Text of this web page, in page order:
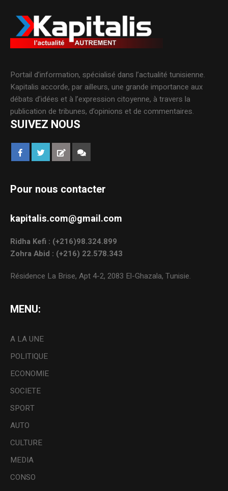
Portail d’information, spécialisé dans l’actualité tunisienne.
Kapitalis accorde, par ailleurs, une grande importance aux
débats d’idées et à l’expression citoyenne, à travers la
publication de tribunes, d’opinions et de commentaires.
SUIVEZ NOUS
Pour nous contacter
kapitalis.com@gmail.com
Ridha Kefi : (+216)98.324.899
Zohra Abid : (+216) 22.578.343
Résidence La Brise, Apt 4-2, 2083 El-Ghazala, Tunisie.
MENU:
A LA UNE
POLITIQUE
ECONOMIE
SOCIETE
SPORT
AUTO
CULTURE
MEDIA
CONSO